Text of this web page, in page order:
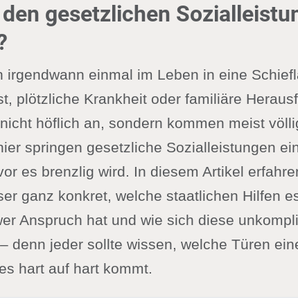
gesetzlichen
irgendwann einmal im Leben in eine
plötzliche Krankheit oder familiäre
höflich an, sondern kommen meist
springen gesetzliche Sozialleistungen
es brenzlig wird. In diesem Artikel
ganz konkret, welche staatlichen Hilfen
Anspruch hat und wie sich diese
denn jeder sollte wissen, welche Türen
hart auf hart kommt.